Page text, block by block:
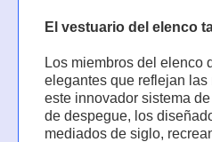
El vestuario del elenco
Los miembros del elenco
elegantes que reflejan
este innovador sistema
de despegue, los
mediados de siglo,